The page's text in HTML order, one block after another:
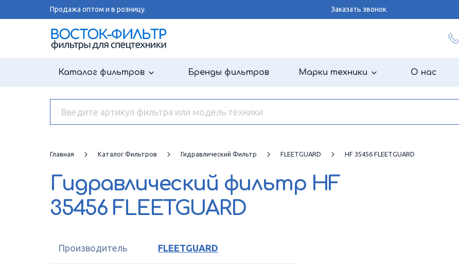
Продажа оптом и в розницу. Заказать звонок
Каталог фильтров Бренды фильтров Марки техники О нас
Главная Каталог Фильтров Гидравлический Фильтр FLEETGUARD HF 35456 FLEETGUARD
Гидравлический фильтр HF
35456 FLEETGUARD
Производитель FLEETGUARD